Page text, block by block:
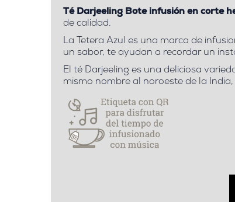
Té Darjeeling Bote infusión en corte
de calidad.
La Tetera Azul es una marca de
un sabor, te ayudan a recordar un
El té Darjeeling es una deliciosa
mismo nombre al noroeste de la